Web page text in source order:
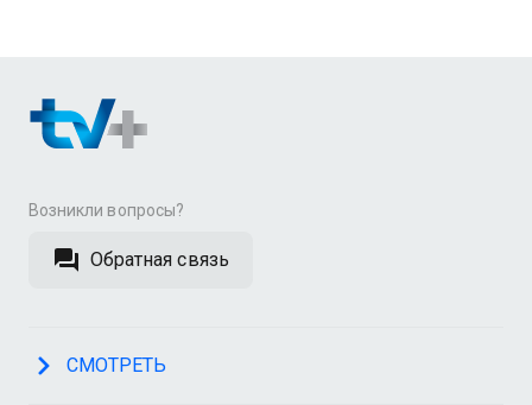
Возникли вопросы?
Обратная связь
СМОТРЕТЬ